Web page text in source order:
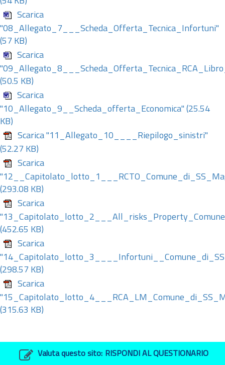
Scarica
"08_Allegato_7___Scheda_Offerta_Tecnica_Infortuni"
(57 KB)
Scarica
(50.5 KB)
Scarica
"10_Allegato_9__Scheda_offerta_Economica" (25.54
KB)
Scarica "11_Allegato_10____Riepilogo_sinistri"
(52.27 KB)
Scarica
(293.08 KB)
Scarica
(452.65 KB)
Scarica
(298.57 KB)
Scarica
(315.63 KB)
Valuta questo sito: RISPONDI AL QUESTIONARIO